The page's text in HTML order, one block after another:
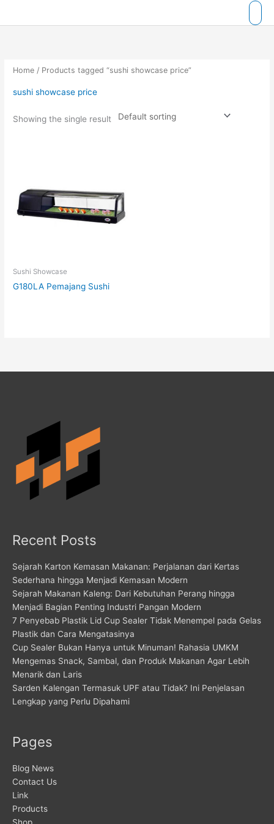
Home / Products tagged “sushi showcase price”
sushi showcase price
Showing the single result
Sushi Showcase
G180LA Pemajang Sushi
Recent Posts
Sejarah Karton Kemasan Makanan: Perjalanan dari Kertas
Sederhana hingga Menjadi Kemasan Modern
Sejarah Makanan Kaleng: Dari Kebutuhan Perang hingga
Menjadi Bagian Penting Industri Pangan Modern
7 Penyebab Plastik Lid Cup Sealer Tidak Menempel pada Gelas
Plastik dan Cara Mengatasinya
Cup Sealer Bukan Hanya untuk Minuman! Rahasia UMKM
Mengemas Snack, Sambal, dan Produk Makanan Agar Lebih
Menarik dan Laris
Sarden Kalengan Termasuk UPF atau Tidak? Ini Penjelasan
Lengkap yang Perlu Dipahami
Pages
Blog News
Contact Us
Link
Products
Shop